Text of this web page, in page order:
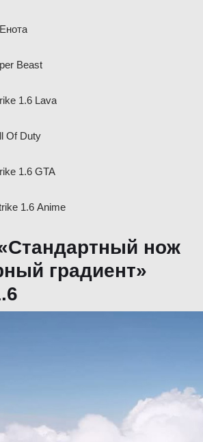
Beast
1.6 Lava
Of Duty
1.6 GTA
1.6 Anime
нож
градиент»